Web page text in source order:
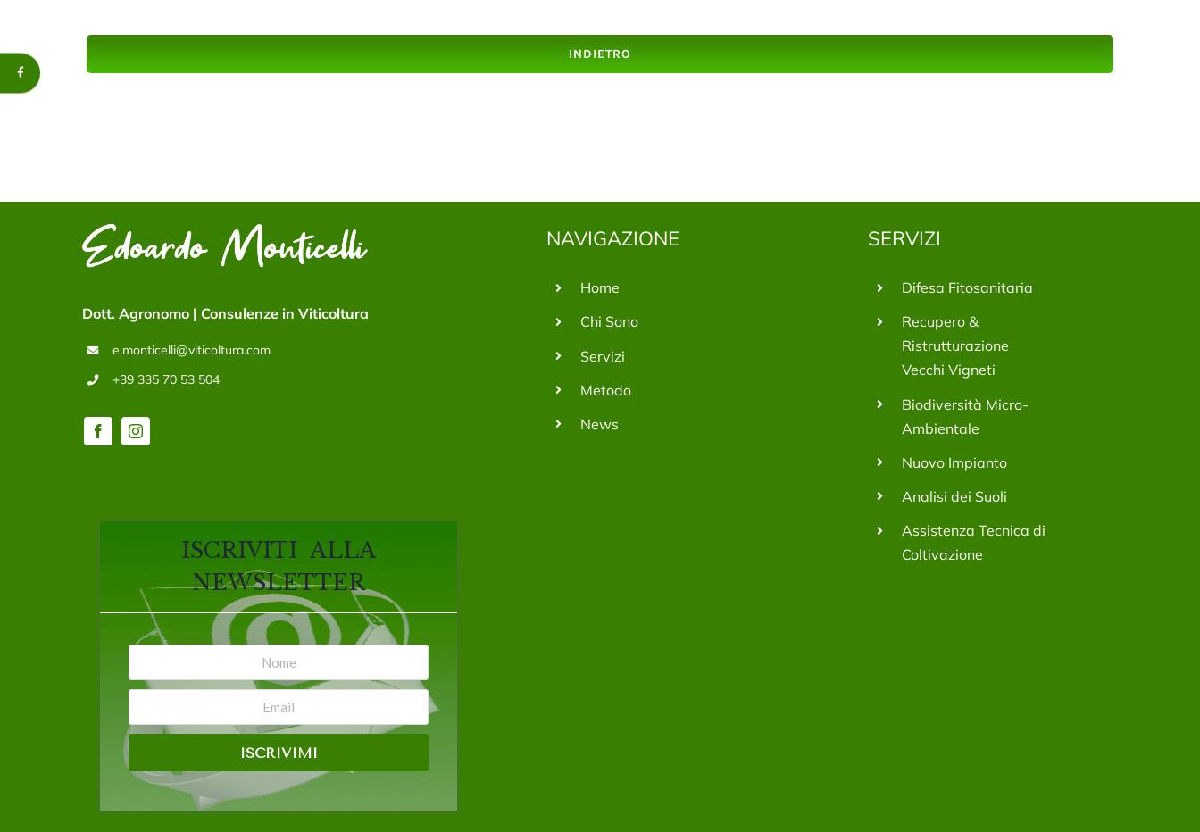
INDIETRO
Dott. Agronomo | Consulenze in Viticoltura
e.monticelli@viticoltura.com
+39 335 70 53 504
ISCRIVITI ALLA
NEWSLETTER
ISCRIVIMI
NAVIGAZIONE
Home
Chi Sono
Servizi
Metodo
News
SERVIZI
Difesa Fitosanitaria
Recupero &
Ristrutturazione
Vecchi Vigneti
Biodiversità Micro-
Ambientale
Nuovo Impianto
Analisi dei Suoli
Assistenza Tecnica di
Coltivazione